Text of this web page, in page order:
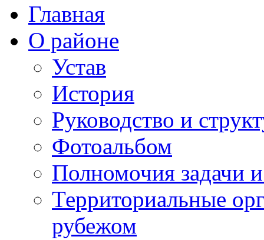
Главная
О районе
Устав
История
Руководство и
Фотоальбом
Полномочия задачи
Территориальные
рубежом